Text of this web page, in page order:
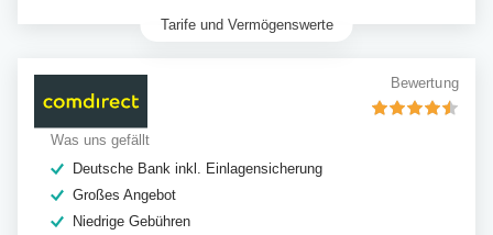
Tarife und Vermögenswerte
Bewertung
Was uns gefällt
Deutsche Bank inkl. Einlagensicherung
Großes Angebot
Niedrige Gebühren